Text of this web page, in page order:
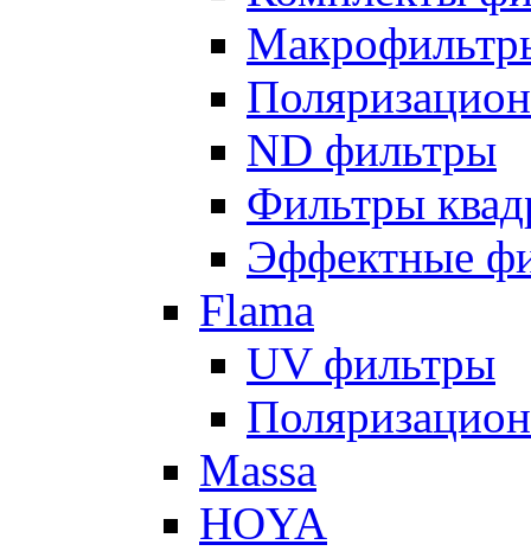
ND фильтры
Фильтры
Эффектные
Flama
UV фильтры
Massa
HOYA